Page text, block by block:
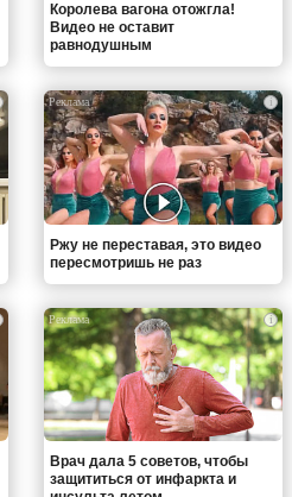
Королева вагона отожгла!
Видео не оставит
равнодушным
i
Ржу не переставая, это видео
пересмотришь не раз
i
Врач дала 5 советов, чтобы
защититься от инфаркта и